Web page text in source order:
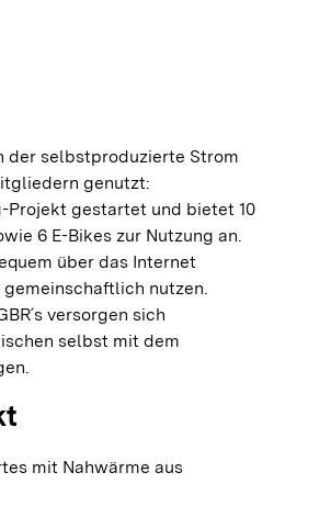
der selbstproduzierte Strom
genutzt:
Projekt gestartet und bietet 10
6 E-Bikes zur Nutzung an.
über das Internet
nutzen.
versorgen sich
selbst mit dem
mit Nahwärme aus